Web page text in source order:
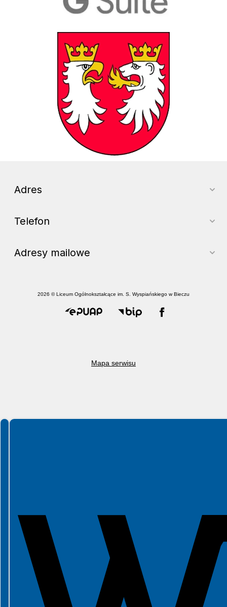
Powiat Gorlicki
Adres
Telefon
Adresy mailowe
2026 © Liceum Ogólnokształcące im. S. Wyspiańskiego w Bieczu
Mapa serwisu
Spełniamy standardy WCAG 2.2
Spełniamy standardy W3C